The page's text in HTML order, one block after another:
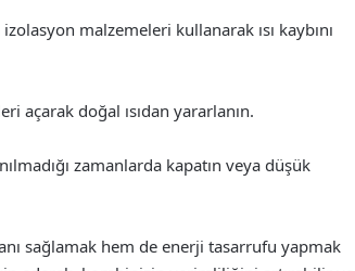
malzemeleri kullanarak ısı kaybını
açarak doğal ısıdan yararlanın.
zamanlarda kapatın veya düşük
sağlamak hem de enerji tasarrufu yapmak